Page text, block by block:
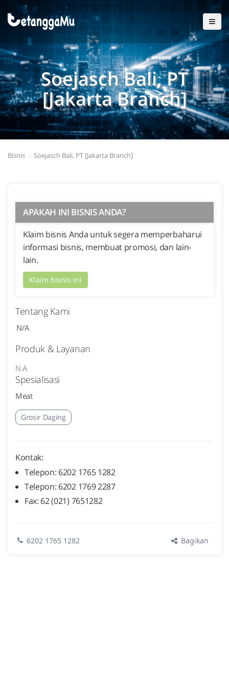
Soejasch Bali, PT
[Jakarta Branch]
Bisnis Soejasch Bali, PT [Jakarta Branch]
APAKAH INI BISNIS ANDA?
Klaim bisnis Anda untuk segera memperbaharui
informasi bisnis, membuat promosi, dan lain-
lain.
Klaim bisnis ini
Tentang Kami
N/A
Produk & Layanan
N.A
Spesialisasi
Meat
Grosir Daging
Kontak:
Telepon: 6202 1765 1282
Telepon: 6202 1769 2287
Fax: 62 (021) 7651282
6202 1765 1282 Bagikan